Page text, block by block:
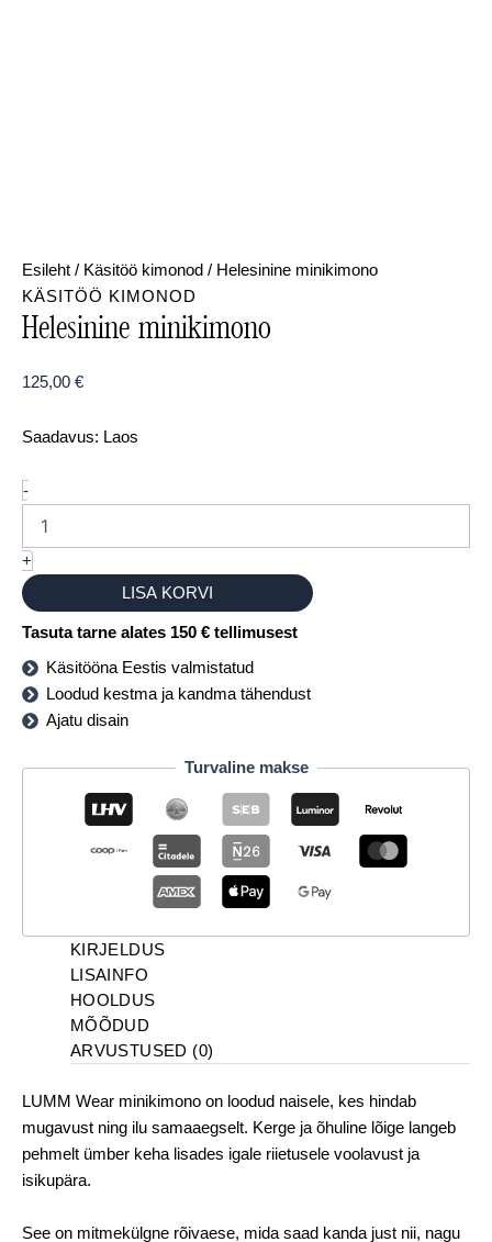
Esileht / Käsitöö kimonod / Helesinine minikimono
KÄSITÖÖ KIMONOD
Helesinine minikimono
125,00 €
Saadavus: Laos
-
+
LISA KORVI
Tasuta tarne alates 150 € tellimusest
Käsitööna Eestis valmistatud
Loodud kestma ja kandma tähendust
Ajatu disain
Turvaline makse
KIRJELDUS
LISAINFO
HOOLDUS
MÕÕDUD
ARVUSTUSED (0)
LUMM Wear minikimono on loodud naisele, kes hindab
mugavust ning ilu samaaegselt. Kerge ja õhuline lõige langeb
pehmelt ümber keha lisades igale riietusele voolavust ja
isikupära.
See on mitmekülgne rõivaese, mida saad kanda just nii, nagu